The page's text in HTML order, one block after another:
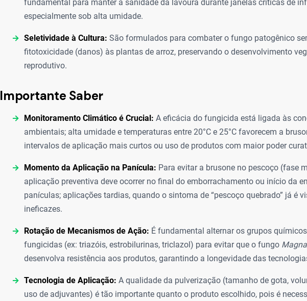
fundamental para manter a sanidade da lavoura durante janelas críticas de
especialmente sob alta umidade.
Seletividade à Cultura: São formulados para combater o fungo patogênico
fitotoxicidade (danos) às plantas de arroz, preservando o desenvolvimento
reprodutivo.
Importante Saber
Monitoramento Climático é Crucial: A eficácia do fungicida está ligada às
ambientais; alta umidade e temperaturas entre 20°C e 25°C favorecem a
intervalos de aplicação mais curtos ou uso de produtos com maior poder
Momento da Aplicação na Panícula: Para evitar a brusone no pescoço (fase
aplicação preventiva deve ocorrer no final do emborrachamento ou início da
panículas; aplicações tardias, quando o sintoma de “pescoço quebrado” já é
ineficazes.
Rotação de Mecanismos de Ação: É fundamental alternar os grupos
fungicidas (ex: triazóis, estrobilurinas, triclazol) para evitar que o fungo
desenvolva resistência aos produtos, garantindo a longevidade das
Tecnologia de Aplicação: A qualidade da pulverização (tamanho de gota,
uso de adjuvantes) é tão importante quanto o produto escolhido, pois é